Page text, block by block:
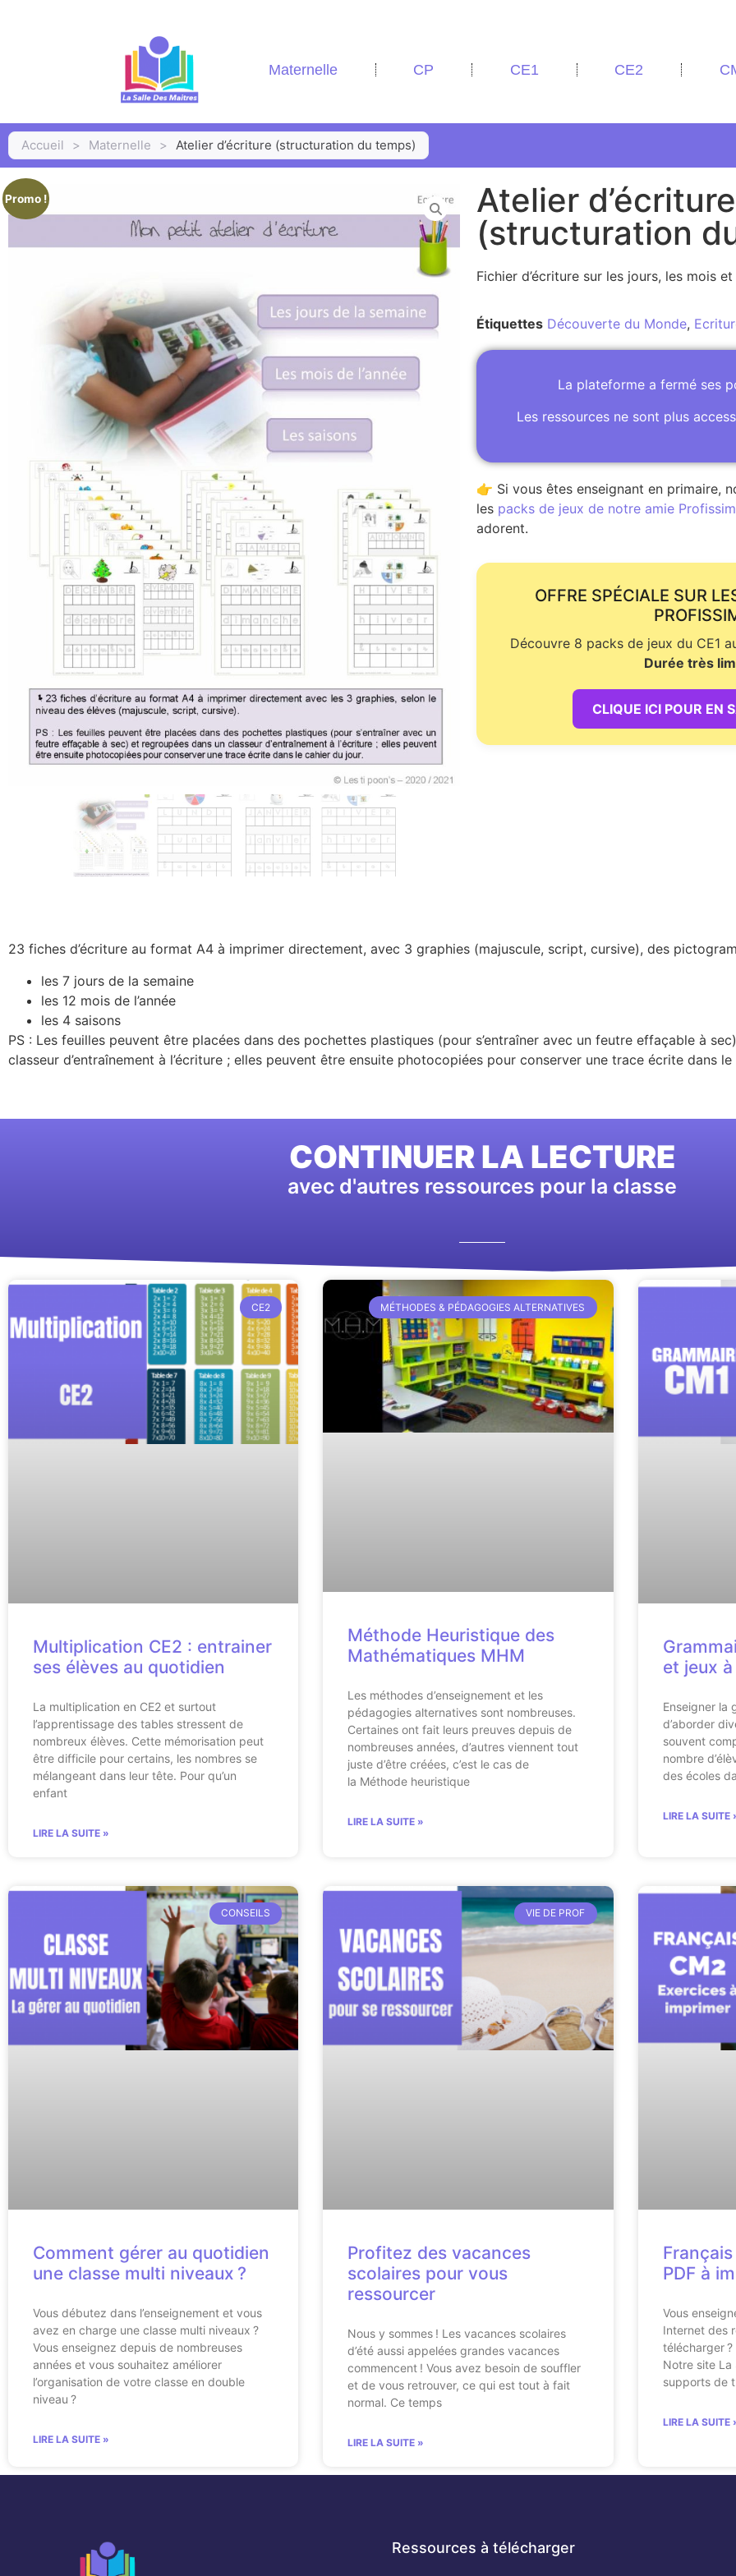
Maternelle CP CE1 CE2
Accueil > Maternelle > Atelier d’écriture (structuration du temps)
Promo !
Atelier d’écriture
(structuration
Fichier d’écriture sur les jours, les mois
Étiquettes Découverte du Monde,
La plateforme a fermé ses
Les ressources ne sont plus
👉 Si vous êtes enseignant en primaire,
les packs de jeux de notre amie
adorent.
OFFRE SPÉCIALE SUR
Découvre 8 packs de jeux du CE1
Durée très
CLIQUE ICI POUR EN
23 fiches d’écriture au format A4 à imprimer directement, avec 3 graphies (majuscule, script, cursive), des
les 7 jours de la semaine
les 12 mois de l’année
les 4 saisons
PS : Les feuilles peuvent être placées dans des pochettes plastiques (pour s’entraîner avec un feutre effaçable à
classeur d’entraînement à l’écriture ; elles peuvent être ensuite photocopiées pour conserver une trace écrite dans
CONTINUER LA LECTURE
avec d'autres ressources pour la classe
CE2
Multiplication CE2 : entrainer
ses élèves au quotidien
La multiplication en CE2 et surtout
l’apprentissage des tables stressent de
nombreux élèves. Cette mémorisation peut
être difficile pour certains, les nombres se
mélangeant dans leur tête. Pour qu’un
enfant
LIRE LA SUITE »
MÉTHODES & PÉDAGOGIES ALTERNATIVES
Méthode Heuristique des
Mathématiques MHM
Les méthodes d’enseignement et les
pédagogies alternatives sont nombreuses.
Certaines ont fait leurs preuves depuis de
nombreuses années, d’autres viennent tout
juste d’être créées, c’est le cas de
la Méthode heuristique
LIRE LA SUITE »
et jeux
Enseigner la
d’aborder
souvent
nombre
des écoles
LIRE LA SUITE
CONSEILS
Comment gérer au quotidien
une classe multi niveaux ?
Vous débutez dans l’enseignement et vous
avez en charge une classe multi niveaux ?
Vous enseignez depuis de nombreuses
années et vous souhaitez améliorer
l’organisation de votre classe en double
niveau ?
LIRE LA SUITE »
VIE DE PROF
Profitez des vacances
scolaires pour vous
ressourcer
Nous y sommes ! Les vacances scolaires
d’été aussi appelées grandes vacances
commencent ! Vous avez besoin de souffler
et de vous retrouver, ce qui est tout à fait
normal. Ce temps
LIRE LA SUITE »
PDF à
Vous
Internet des
télécharger
Notre site La
supports de
LIRE LA SUITE
Ressources à télécharger